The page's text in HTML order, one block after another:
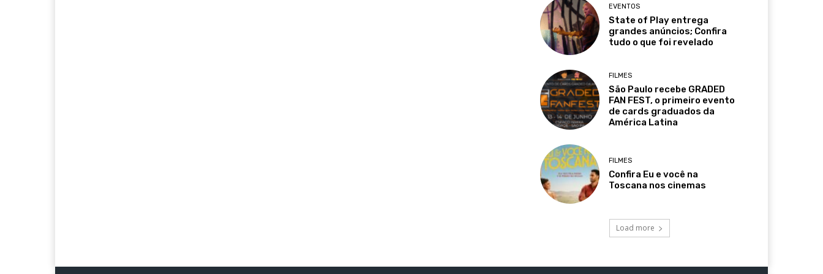
EVENTOS
State of Play entrega
grandes anúncios; Confira
tudo o que foi revelado
FILMES
São Paulo recebe GRADED
FAN FEST, o primeiro evento
de cards graduados da
América Latina
FILMES
Confira Eu e você na
Toscana nos cinemas
Load more